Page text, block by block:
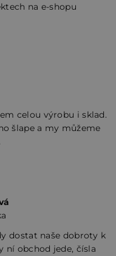
na e-shopu
celou výrobu i sklad.
šlape a my můžeme
dostat naše dobroty k
ní obchod jede, čísla